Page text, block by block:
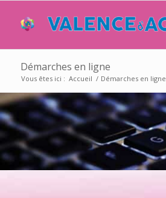
Démarches en ligne
Vous êtes ici : Accueil / Démarches en ligne